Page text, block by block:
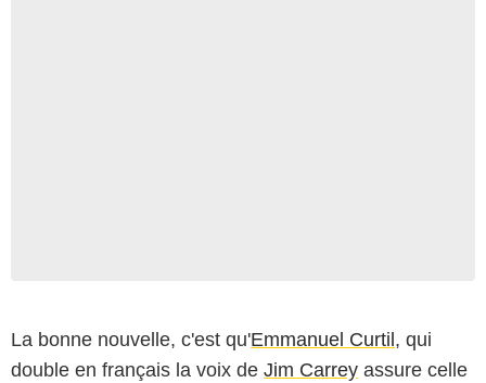
La bonne nouvelle, c'est qu'Emmanuel Curtil, qui
double en français la voix de Jim Carrey assure celle